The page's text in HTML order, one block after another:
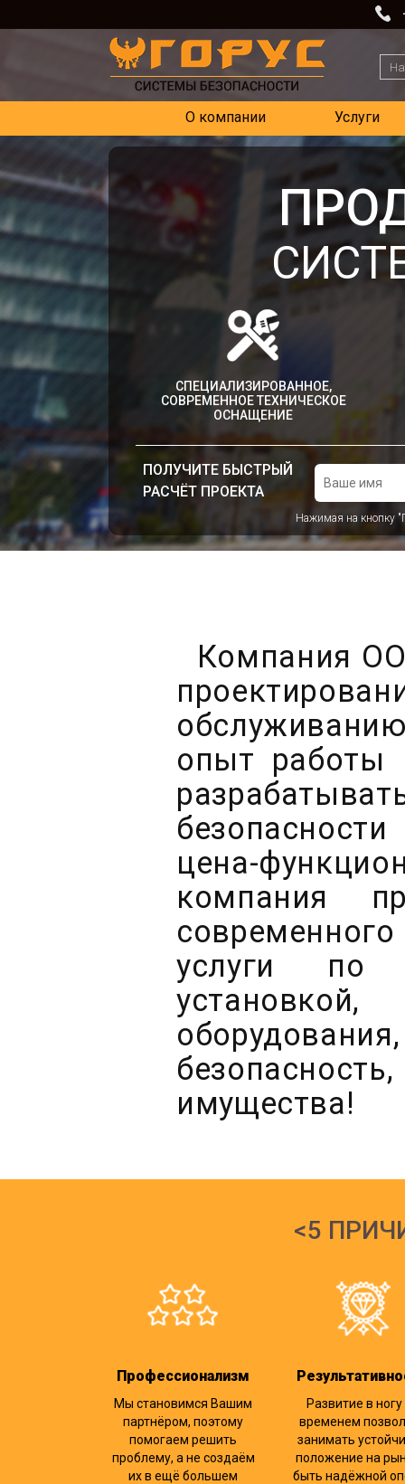
О компании Услуги
СПЕЦИАЛИЗИРОВАННОЕ,
СОВРЕМЕННОЕ ТЕХНИЧЕСКОЕ
ОСНАЩЕНИЕ
ПОЛУЧИТЕ БЫСТРЫЙ
РАСЧЁТ ПРОЕКТА
Нажимая на кнопку
Компания
опыт работы
цена-
компания
услуги по
имущества!
5
Профессионализм
Мы становимся Вашим
партнёром, поэтому
помогаем решить
проблему, а не создаём
их в ещё большем
Развитие в ногу
временем
занимать
положение на
быть надёжной